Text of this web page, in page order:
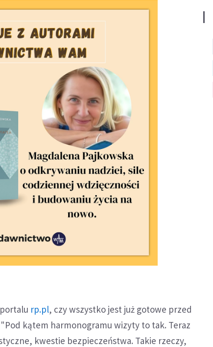
rp.pl, czy wszystko jest już gotowe przed
kątem harmonogramu wizyty to tak. Teraz
kwestie bezpieczeństwa. Takie rzeczy,